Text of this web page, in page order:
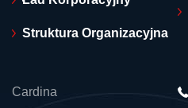
Struktura Organizacyjna
Cardina